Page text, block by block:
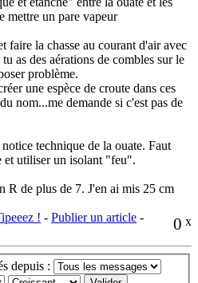
mettre un pare vapeur
faire la chasse au courant d'air avec
as des aérations de combles sur le
problème.
une espèce de croute dans ces
nom...me demande si c'est pas de
technique de la ouate. Faut
et utiliser un isolant "feu".
R de plus de 7. J'en ai mis 25 cm
0 x
! - Publier un article -
depuis :